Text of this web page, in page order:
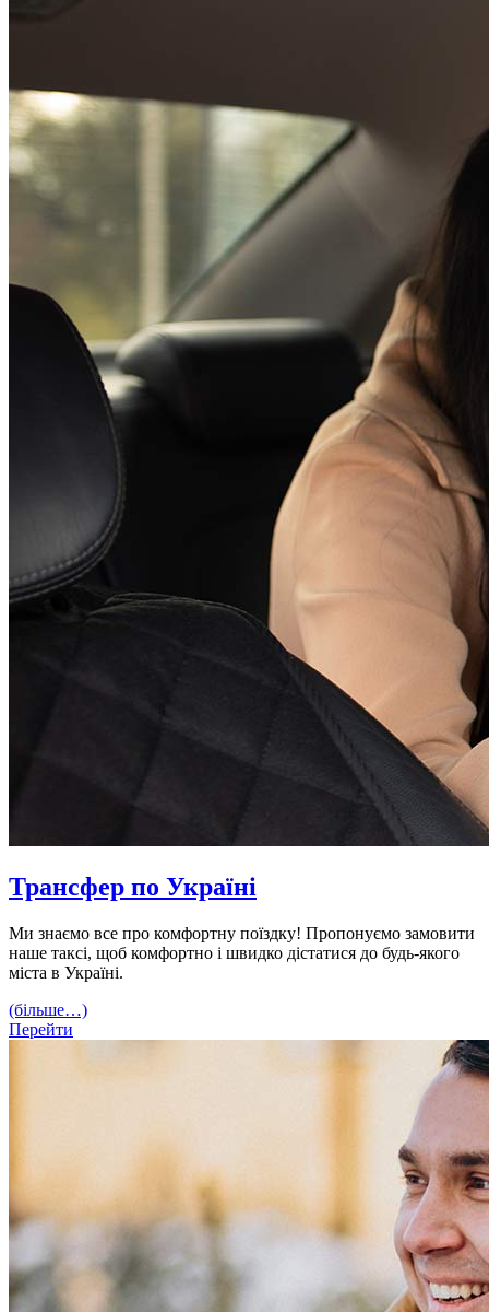
Трансфер по Україні
Ми знаємо все про комфортну поїздку! Пропонуємо замовити
наше таксі, щоб комфортно і швидко дістатися до будь-якого
міста в Україні.
(більше…)
Перейти